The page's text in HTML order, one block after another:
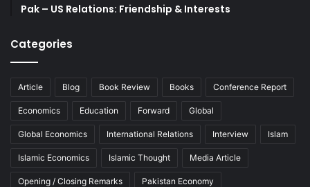
Pak – US Relations: Friendship & Interests
Categories
Article Blog Book Review Books Conference Report
Economics Education Forward Global
Global Economics International Relations Interview Islam
Islamic Economics Islamic Thought Media Article
Opening / Closing Remarks Pakistan Economy